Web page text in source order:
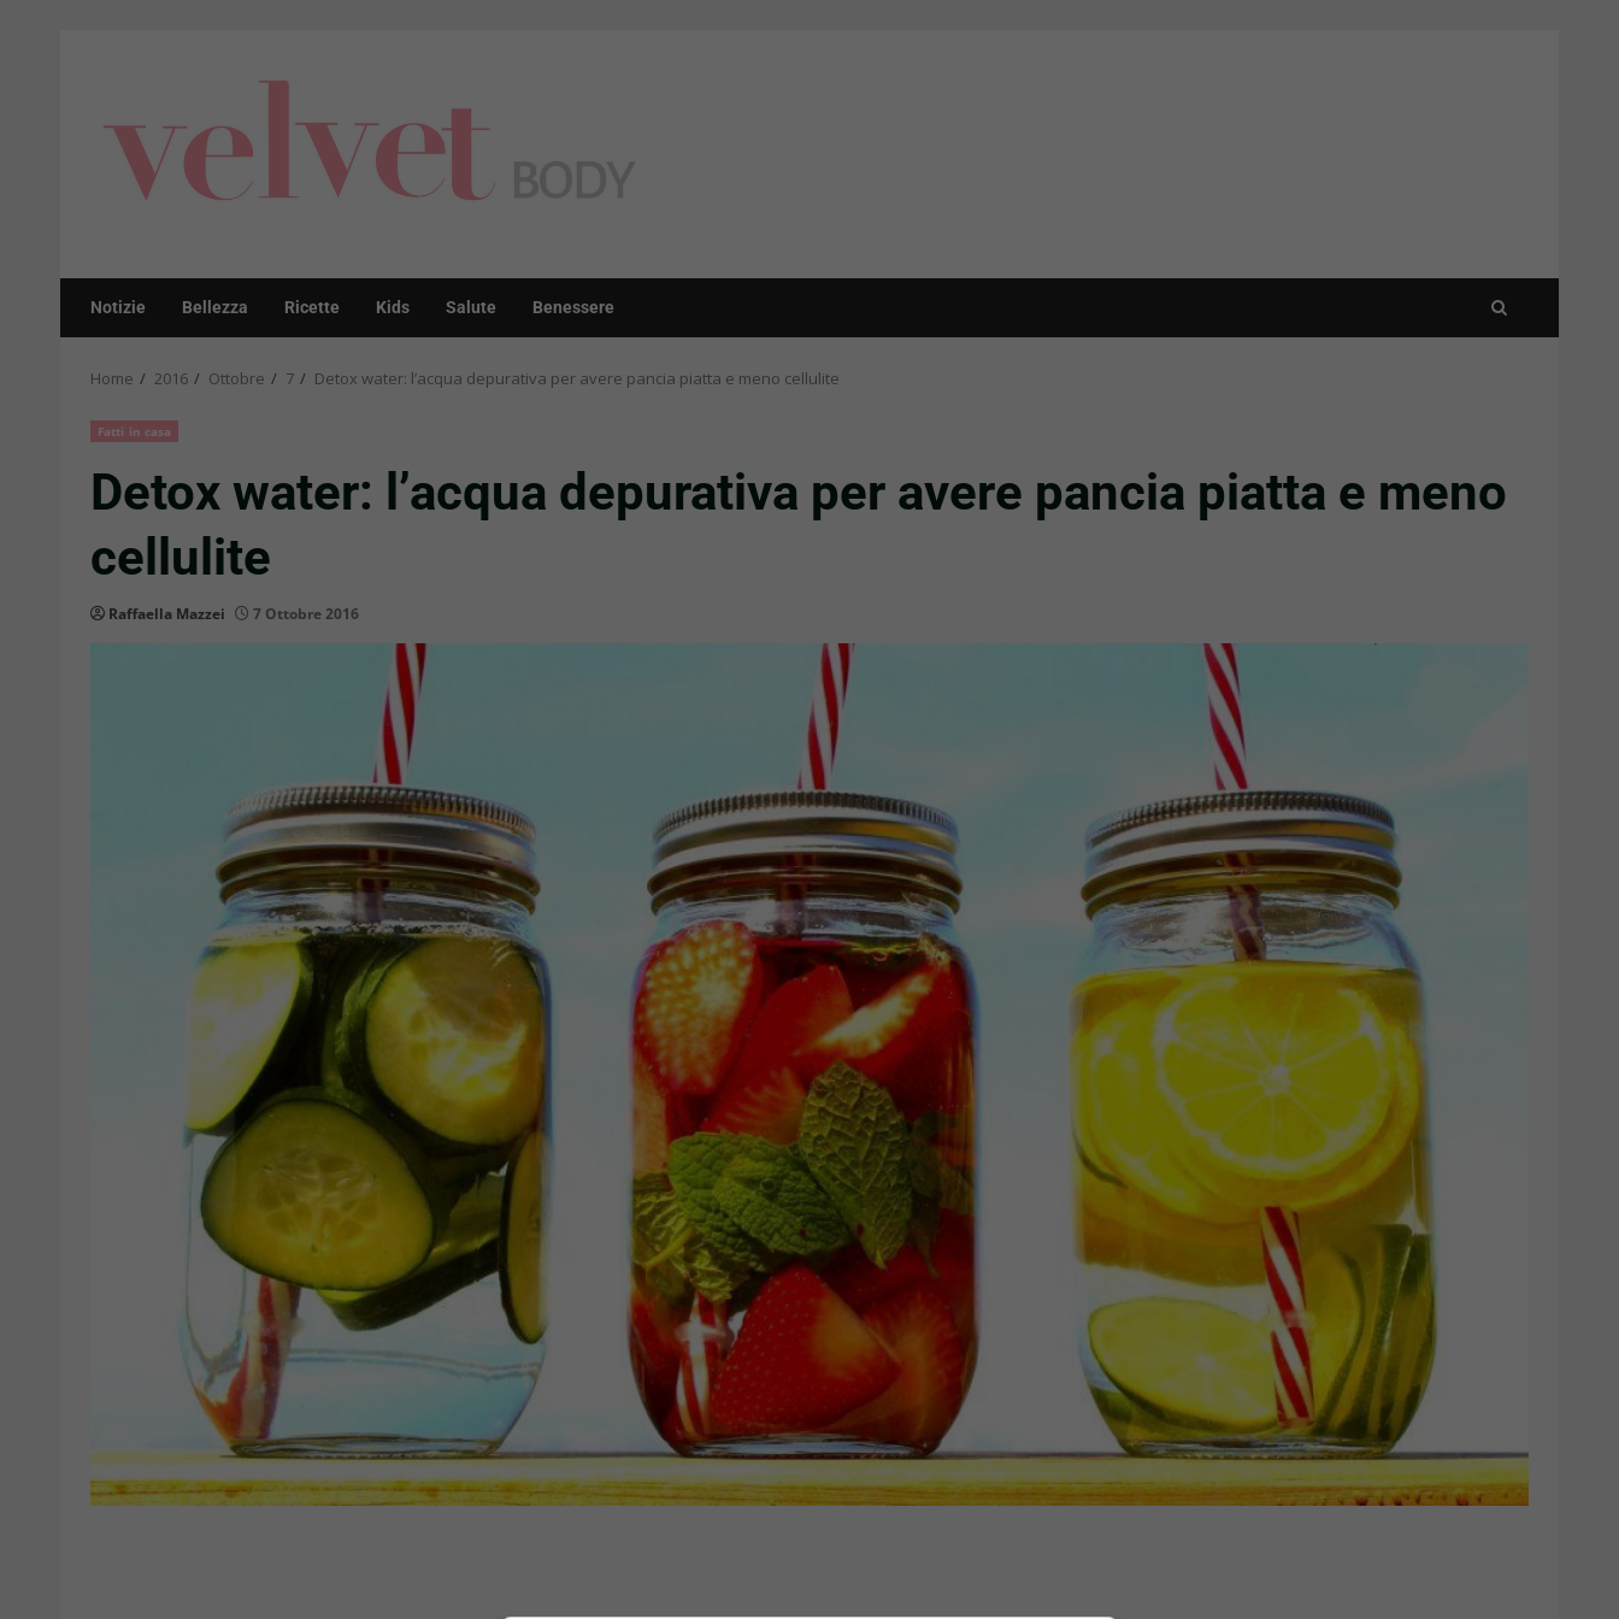
Notizie Bellezza Ricette Kids Salute Benessere
Home 2016 Ottobre 7 Detox water: l’acqua depurativa per avere pancia piatta e meno cellulite
Fatti in casa
Detox water: l’acqua depurativa per avere pancia piatta e meno
cellulite
Raffaella Mazzei 7 Ottobre 2016